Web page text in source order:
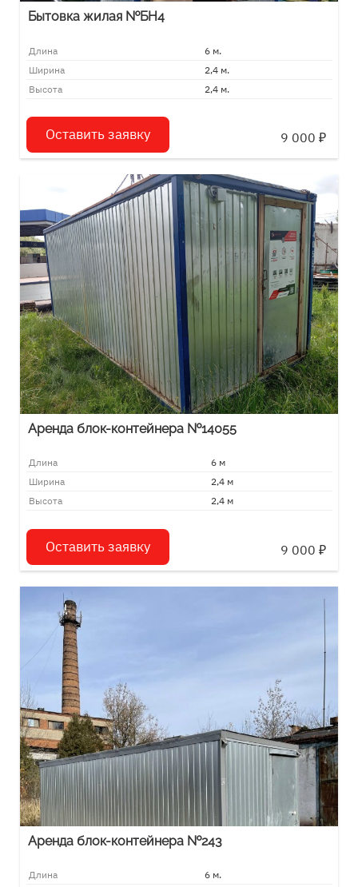
Бытовка жилая №БН4
Длина
6 м.
Ширина
2,4 м.
Высота
2,4 м.
Оставить заявку 9 000 ₽
Аренда блок-контейнера №14055
Длина
6 м
Ширина
2,4 м
Высота
2,4 м
Оставить заявку 9 000 ₽
Аренда блок-контейнера №243
Длина
6 м.